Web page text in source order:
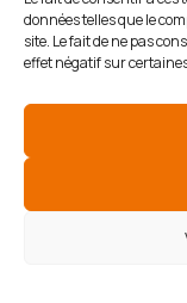
données telles que le
site. Le fait de ne pas
effet négatif sur